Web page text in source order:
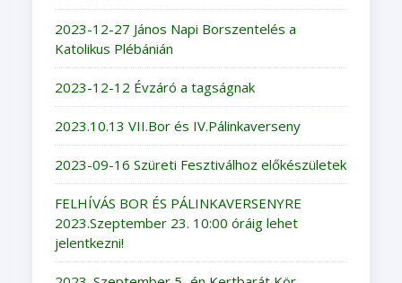
2023-12-27 János Napi Borszentelés a
Katolikus Plébánián
2023-12-12 Évzáró a tagságnak
2023.10.13 VII.Bor és IV.Pálinkaverseny
2023-09-16 Szüreti Fesztiválhoz előkészületek
FELHÍVÁS BOR ÉS PÁLINKAVERSENYRE
2023.Szeptember 23. 10:00 óráig lehet
jelentkezni!